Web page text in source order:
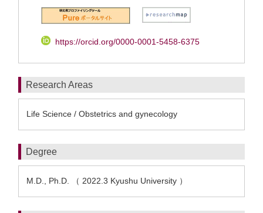
https://orcid.org/0000-0001-5458-6375
Research Areas
Life Science / Obstetrics and gynecology
Degree
M.D., Ph.D. （ 2022.3 Kyushu University ）